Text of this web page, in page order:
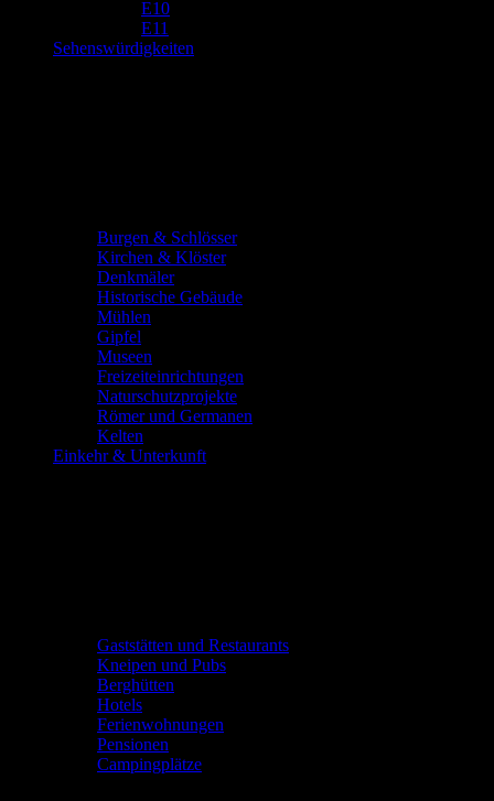
E10
E11
Sehenswürdigkeiten
Burgen & Schlösser
Kirchen & Klöster
Denkmäler
Historische Gebäude
Mühlen
Gipfel
Museen
Freizeiteinrichtungen
Naturschutzprojekte
Römer und Germanen
Kelten
Einkehr & Unterkunft
Gaststätten und Restaurants
Kneipen und Pubs
Berghütten
Hotels
Ferienwohnungen
Pensionen
Campingplätze